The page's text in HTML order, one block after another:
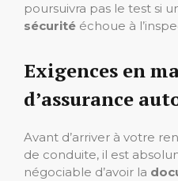
poursuivra pas le test si
sécurité échoue à
Exigences en
d’assurance
Avant d’arriver à votre
de conduite, il est
négociable d’avoir la